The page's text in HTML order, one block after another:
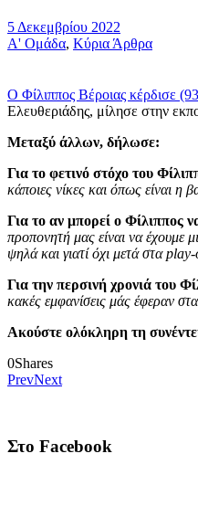
5 Δεκεμβρίου 2022
Α' Ομάδα, Κύρια Άρθρα
Ο Φίλιππος Βέροιας κέρδισε
Ελευθεριάδης, μίλησε στην
Μεταξύ άλλων, δήλωσε:
Για το φετινό στόχο του
κάποιες νίκες και όπως είναι η
Για το αν μπορεί ο Φίλιππος
προπονητή μας είναι να έχουμε
ψηλά και γιατί όχι μετά στα
Για την περσινή χρονιά του
κακές εμφανίσεις μάς έφεραν
Ακούστε ολόκληρη τη
0Shares
PrevNext
Στο Facebook